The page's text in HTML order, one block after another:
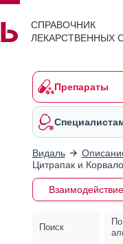
СПРАВОЧНИК
ЛЕКАРСТВЕННЫХ
Препараты
Видаль
Цитрапак и
Поиск
По